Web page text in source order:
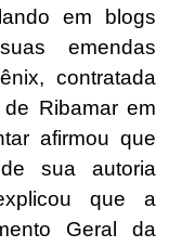
em blogs
emendas
contratada
Ribamar em
afirmou que
sua autoria
que a
Geral da